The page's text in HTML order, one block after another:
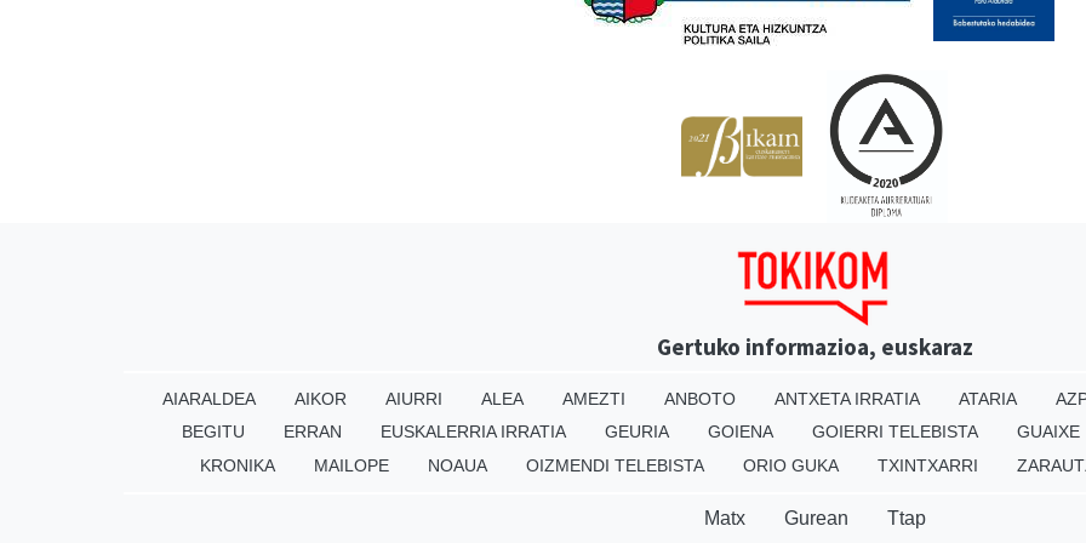
Gertuko informazioa, euskaraz
AIARALDEA AIKOR AIURRI ALEA AMEZTI ANBOTO ANTXETA IRRATIA ATARIA
BEGITU
ERRAN EUSKALERRIA IRRATIA GEURIA GOIENA GOIERRI TELEBISTA
GUAIXE
KRONIKA
MAILOPE NOAUA OIZMENDI TELEBISTA ORIO GUKA TXINTXARRI
Matx Gurean Ttap